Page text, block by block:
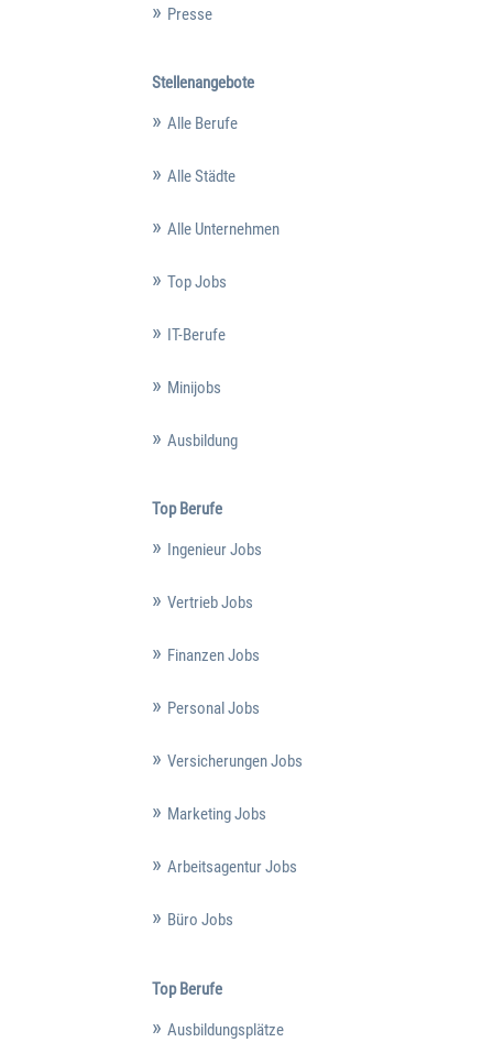
Presse
Stellenangebote
Alle Berufe
Alle Städte
Alle Unternehmen
Top Jobs
IT-Berufe
Minijobs
Ausbildung
Top Berufe
Ingenieur Jobs
Vertrieb Jobs
Finanzen Jobs
Personal Jobs
Versicherungen Jobs
Marketing Jobs
Arbeitsagentur Jobs
Büro Jobs
Top Berufe
Ausbildungsplätze